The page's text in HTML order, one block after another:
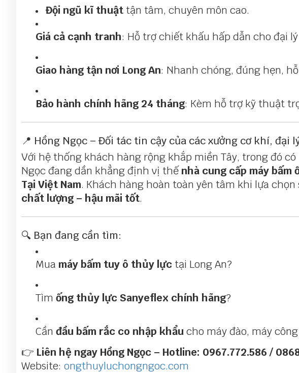
Đội ngũ kĩ thuật tận tâm, chuyên môn cao.
Giá cả cạnh tranh: Hỗ trợ chiết khấu hấp dẫn cho đại
Giao hàng tận nơi Long An: Nhanh chóng, đúng hẹn,
Bảo hành chính hãng 24 tháng: Kèm hỗ trợ kỹ thuật
📍 Hồng Ngọc – Đối tác tin cậy của các xưởng cơ khí, đại
Với hệ thống khách hàng rộng khắp miền Tây, trong đó có
Ngọc đang dần khẳng định vị thếnhà cung cấp máy
Tại Việt Nam. Khách hàng hoàn toàn yên tâm khi lựa
chất lượng – hậu mãi tốt.
🔍 Bạn đang cần tìm:
Mua máy bấm tuy ô thủy lực tại Long An?
Tìm ống thủy lực Sanyeflex chính hãng?
Cần đầu bấm rắc co nhập khẩucho máy đào, máy
👉 Liên hệ ngay Hồng Ngọc – Hotline: 0967.772.586 /
Website: ongthuyluchongngoc.com